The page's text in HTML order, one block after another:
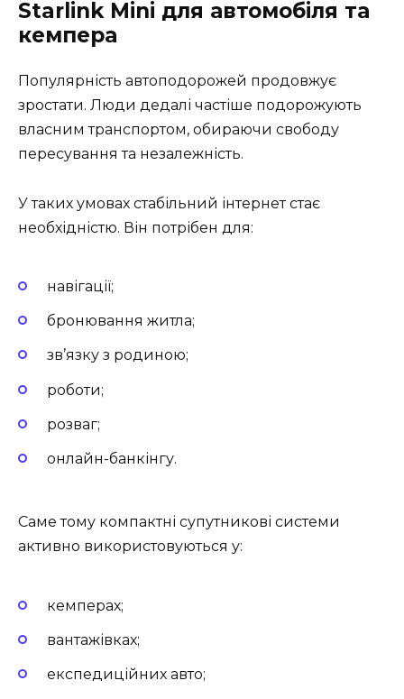
Starlink Mini для автомобіля та
кемпера
Популярність автоподорожей продовжує
зростати. Люди дедалі частіше подорожують
власним транспортом, обираючи свободу
пересування та незалежність.
У таких умовах стабільний інтернет стає
необхідністю. Він потрібен для:
навігації;
бронювання житла;
зв’язку з родиною;
роботи;
розваг;
онлайн-банкінгу.
Саме тому компактні супутникові системи
активно використовуються у:
кемперах;
вантажівках;
експедиційних авто;